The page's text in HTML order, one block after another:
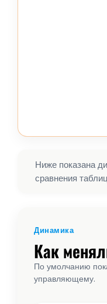
Ниже показана
сравнения
Динамика
Как
По умолчанию
управляющему.